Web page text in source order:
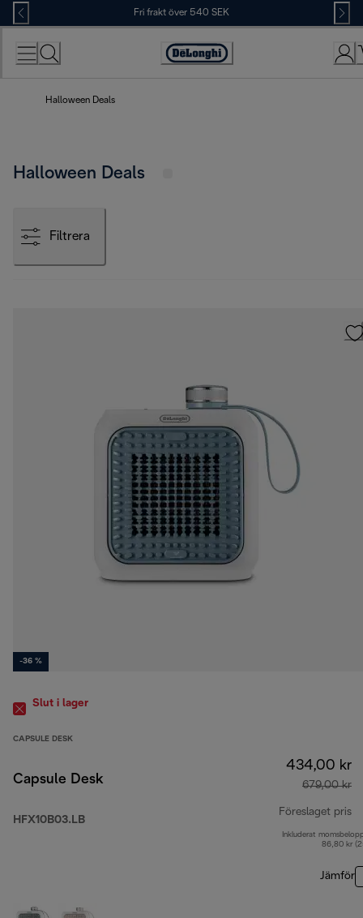
Skip
to
Content
Fri frakt över 540 SEK
Accessibility
Halloween Deals
Halloween Deals
Filtrera
-36 %
Slut i lager
CAPSULE DESK
Capsule Desk
HFX10B03.LB
434,00 kr
679,00 kr
Föreslaget pris
Inkluderat
86,80 kr
Jämför